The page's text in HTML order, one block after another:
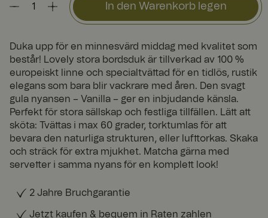
In den Warenkorb legen
Duka upp för en minnesvärd middag med kvalitet som
består! Lovely stora bordsduk är tillverkad av 100 %
europeiskt linne och specialtvättad för en tidlös, rustik
elegans som bara blir vackrare med åren. Den svagt
gula nyansen – Vanilla – ger en inbjudande känsla.
Perfekt för stora sällskap och festliga tillfällen. Lätt att
sköta: Tvättas i max 60 grader, torktumlas för att
bevara den naturliga strukturen, eller lufttorkas. Skaka
och sträck för extra mjukhet. Matcha gärna med
servetter i samma nyans för en komplett look!
2 Jahre Bruchgarantie
Jetzt kaufen & bequem in Raten zahlen